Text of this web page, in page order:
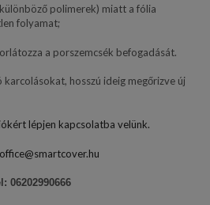
polimerek) miatt a fólia
folyamat;
a porszemcsék befogadását.
karcolásokat, hosszú ideig megőrizve új
lépjen kapcsolatba velünk.
office@smartcover.hu
06202990666